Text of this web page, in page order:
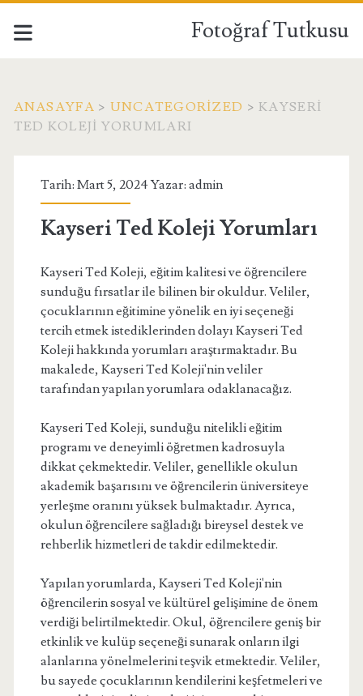
Fotoğraf Tutkusu
ANASAYFA > UNCATEGORIZED > KAYSERI
TED KOLEJI YORUMLARI
Tarih: Mart 5, 2024 Yazar: admin
Kayseri Ted Koleji Yorumları
Kayseri Ted Koleji, eğitim kalitesi ve öğrencilere
sunduğu fırsatlar ile bilinen bir okuldur. Veliler,
çocuklarının eğitimine yönelik en iyi seçeneği
tercih etmek istediklerinden dolayı Kayseri Ted
Koleji hakkında yorumları araştırmaktadır. Bu
makalede, Kayseri Ted Koleji'nin veliler
tarafından yapılan yorumlara odaklanacağız.
Kayseri Ted Koleji, sunduğu nitelikli eğitim
programı ve deneyimli öğretmen kadrosuyla
dikkat çekmektedir. Veliler, genellikle okulun
akademik başarısını ve öğrencilerin üniversiteye
yerleşme oranını yüksek bulmaktadır. Ayrıca,
okulun öğrencilere sağladığı bireysel destek ve
rehberlik hizmetleri de takdir edilmektedir.
Yapılan yorumlarda, Kayseri Ted Koleji'nin
öğrencilerin sosyal ve kültürel gelişimine de önem
verdiği belirtilmektedir. Okul, öğrencilere geniş bir
etkinlik ve kulüp seçeneği sunarak onların ilgi
alanlarına yönelmelerini teşvik etmektedir. Veliler,
bu sayede çocuklarının kendilerini keşfetmeleri ve